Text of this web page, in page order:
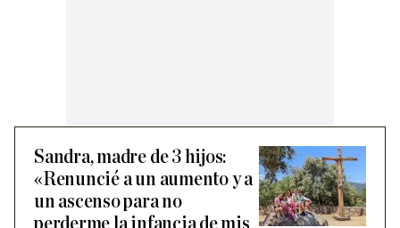
Sandra, madre de 3 hijos:
«Renuncié a un aumento y a
un ascenso para no